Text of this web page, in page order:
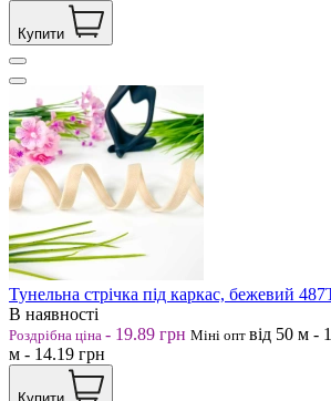
Купити
Тунельна стрічка під каркас, бежевий
В наявності
Роздрібна ціна - 19.89 грн Міні опт від 50 м -
м - 14.19 грн